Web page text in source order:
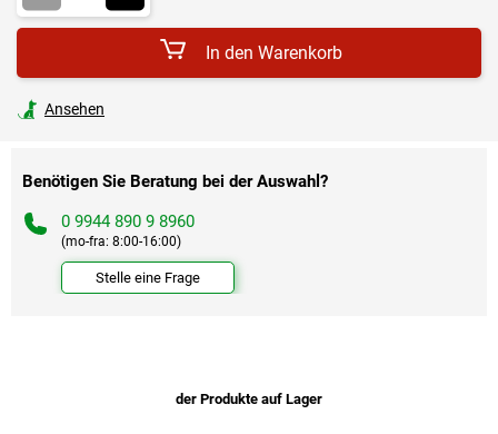
In den Warenkorb
Ansehen
Benötigen Sie Beratung bei der Auswahl?
0 9944 890 9 8960
(mo-fra: 8:00-16:00)
Stelle eine Frage
der Produkte auf Lager